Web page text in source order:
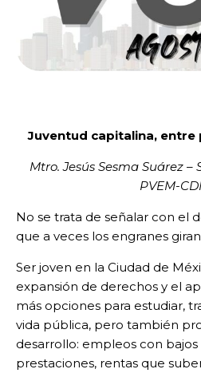
Juventud capitalina, entre
Mtro. Jesús Sesma Suárez
PVEM-
No se trata de señalar con el
que a veces los engranes
Ser joven en la Ciudad de
expansión de derechos y el
más opciones para estudiar,
vida pública, pero también
desarrollo: empleos con bajos
prestaciones, rentas que